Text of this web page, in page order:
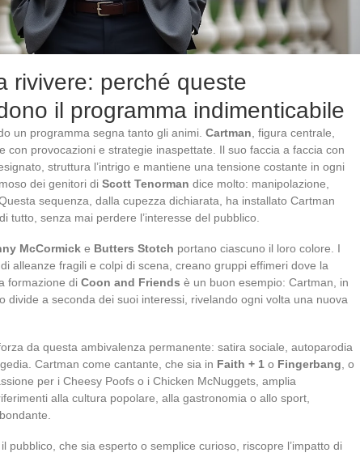
rivivere: perché queste
il programma indimenticabile
un programma segna tanto gli animi. Cartman , figura centrale,
con provocazioni e strategie inaspettate. Il suo faccia a faccia con
struttura l’intrigo e mantiene una tensione costante in ogni
dei genitori di Scott Tenorman dice molto: manipolazione,
sequenza, dalla cupezza dichiarata, ha installato Cartman
tutto, senza mai perdere l’interesse del pubblico.
McCormick e Butters Stotch portano ciascuno il loro colore. I
alleanze fragili e colpi di scena, creano gruppi effimeri dove la
formazione di Coon and Friends è un buon esempio: Cartman, in
divide a seconda dei suoi interessi, rivelando ogni volta una nuova
da questa ambivalenza permanente: satira sociale, autoparodia
Cartman come cantante, che sia in Faith + 1 o Fingerbang , o
per i Cheesy Poofs o i Chicken McNuggets, amplia
alla cultura popolare, alla gastronomia o allo sport,
pubblico, che sia esperto o semplice curioso, riscopre l’impatto di